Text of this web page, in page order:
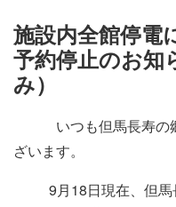
施設・料金
アクセス
施設内全館停電
予約停止のお知
み）
いつも但馬長寿の郷
ざいます。
9月18日現在、但